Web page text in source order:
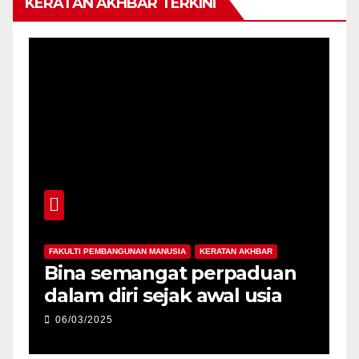
FAKULTI PEMBANGUNAN MANUSIA KERATAN AKHBAR
Bina semangat perpaduan
dalam diri sejak awal usia
06/03/2025